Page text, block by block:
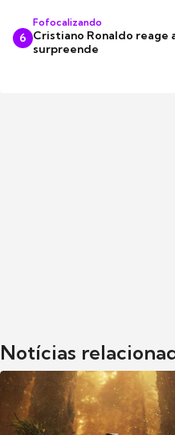
6
Fofocalizando
Cristiano Ronaldo reage
surpreende
Notícias